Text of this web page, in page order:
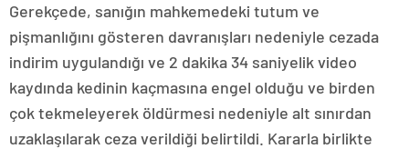
Gerekçede, sanığın mahkemedeki tutum ve
pişmanlığını gösteren davranışları nedeniyle cezada
indirim uygulandığı ve 2 dakika 34 saniyelik video
kaydında kedinin kaçmasına engel olduğu ve birden
çok tekmeleyerek öldürmesi nedeniyle alt sınırdan
uzaklaşılarak ceza verildiği belirtildi. Kararla birlikte